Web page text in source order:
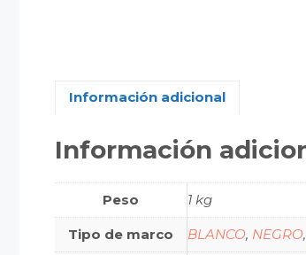
Información adicional
Información
Peso 1 kg
Tipo de marco BLANCO, NEGRO,